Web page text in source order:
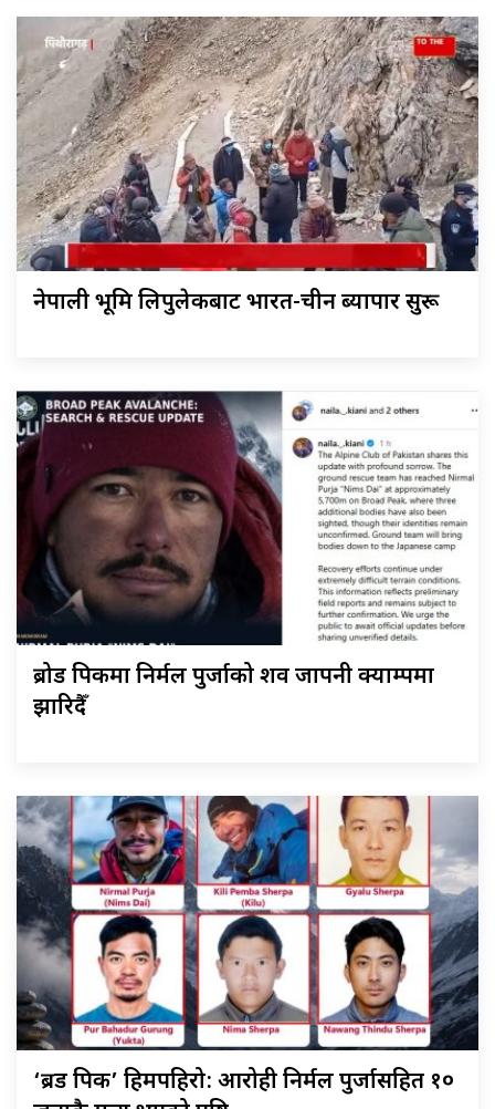
नेपाली भूमि लिपुलेकबाट भारत-चीन ब्यापार सुरू
ब्रोड पिकमा निर्मल पुर्जाको शव जापनी क्याम्पमा
झारिदैँ
‘ब्रड पिक’ हिमपहिरो: आरोही निर्मल पुर्जासहित १०